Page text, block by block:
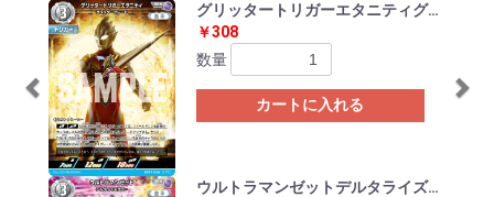
グリッタートリガーエタニティグリッターブレード
￥308
数量
カートに入れる
ウルトラマンゼットデルタライズクロー